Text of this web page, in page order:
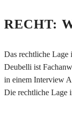
RECHT:
Das rechtliche Lage
Deubelli ist
in einem Interview
Die rechtliche Lage